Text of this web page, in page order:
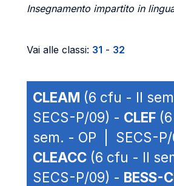
Insegnamento impartito in
Vai alle classi: 31 - 32
CLEAM (6 cfu - II
SECS-P/09) - CLEF
sem. - OP | SECS-
CLEACC (6 cfu - II
SECS-P/09) - BESS-